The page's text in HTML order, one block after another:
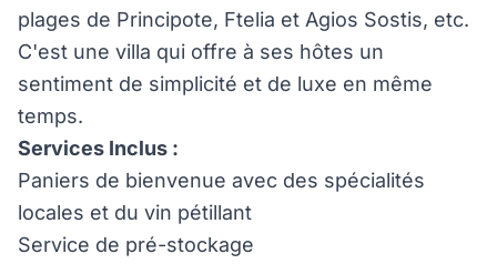
plages de Principote, Ftelia et Agios Sostis, etc.
C'est une villa qui offre à ses hôtes un
sentiment de simplicité et de luxe en même
temps.
Services Inclus :
Paniers de bienvenue avec des spécialités
locales et du vin pétillant
Service de pré-stockage